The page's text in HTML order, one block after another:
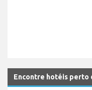
Encontre hotéis perto